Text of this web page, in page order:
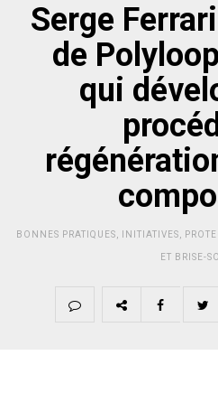
Serge
de
qui
BONNES PRATIQUES INITIATIVES
ET BRISE-